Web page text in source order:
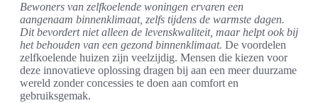
Bewoners van zelfkoelende woningen ervaren een
aangenaam binnenklimaat, zelfs tijdens de warmste dagen.
Dit bevordert niet alleen de levenskwaliteit, maar helpt ook bij
het behouden van een gezond binnenklimaat. De voordelen
zelfkoelende huizen zijn veelzijdig. Mensen die kiezen voor
deze innovatieve oplossing dragen bij aan een meer duurzame
wereld zonder concessies te doen aan comfort en
gebruiksgemak.